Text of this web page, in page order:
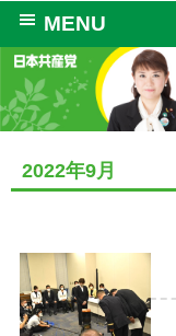
MENU
2022年9月